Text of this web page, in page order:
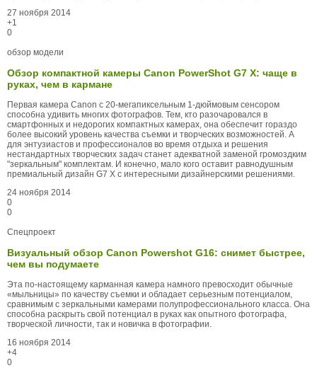
27 ноября 2014
+1
0
обзор модели
Обзор компактной камеры Canon PowerShot G7 X: чаще в
руках, чем в кармане
Первая камера Canon с 20-мегапиксельным 1-дюймовым сенсором
способна удивить многих фотографов. Тем, кто разочаровался в
смартфонных и недорогих компактных камерах, она обеспечит гораздо
более высокий уровень качества съемки и творческих возможностей. А
для энтузиастов и профессионалов во время отдыха и решения
нестандартных творческих задач станет адекватной заменой громоздким
"зеркальным" комплектам. И конечно, мало кого оставит равнодушным
премиальный дизайн G7 X с интересными дизайнерскими решениями.
24 ноября 2014
0
0
Спецпроект
Визуальный обзор Canon Powershot G16: снимет быстрее,
чем вы подумаете
Эта по-настоящему карманная камера намного превосходит обычные
«мыльницы» по качеству съемки и обладает серьезным потенциалом,
сравнимым с зеркальными камерами полупрофессионального класса. Она
способна раскрыть свой потенциал в руках как опытного фотографа,
творческой личности, так и новичка в фотографии.
16 ноября 2014
+4
0